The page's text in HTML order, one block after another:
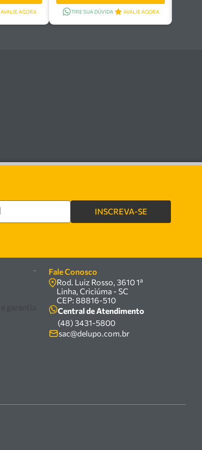
AVALIE AGORA TIRE SUA DÚVIDA AVALIE AGORA
INSCREVA-SE
-
Fale Conosco
Rod. Luiz Rosso, 3610 1ª
Linha, Criciúma - SC
CEP: 88816-510
Central de Atendimento
(48) 3431-5800
sac@delupo.com.br